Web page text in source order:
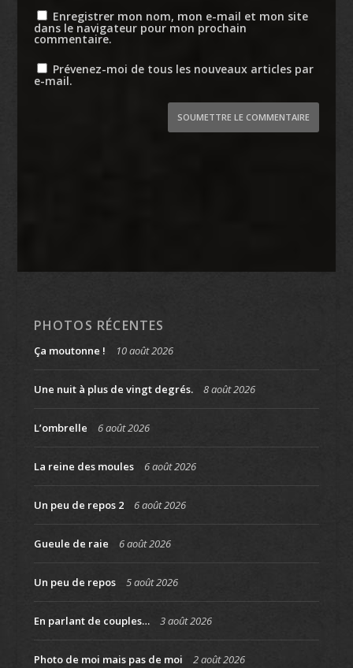
Enregistrer mon nom, mon e-mail et mon site
dans le navigateur pour mon prochain
commentaire.
Prévenez-moi de tous les nouveaux articles par
e-mail.
SOUMETTRE LE COMMENTAIRE
PHOTOS RÉCENTES
Ça moutonne ! 10 août 2026
Une nuit à plus de vingt degrés. 8 août 2026
L’ombrelle 6 août 2026
La reine des moules 6 août 2026
Un peu de repos 2 6 août 2026
Gueule de raie 6 août 2026
Un peu de repos 5 août 2026
En parlant de couples… 3 août 2026
Photo de moi mais pas de moi 2 août 2026